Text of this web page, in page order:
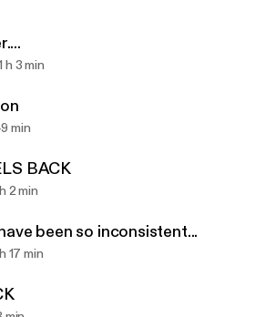
h 3 min
min
BACK
2 min
been so inconsistent...
17 min